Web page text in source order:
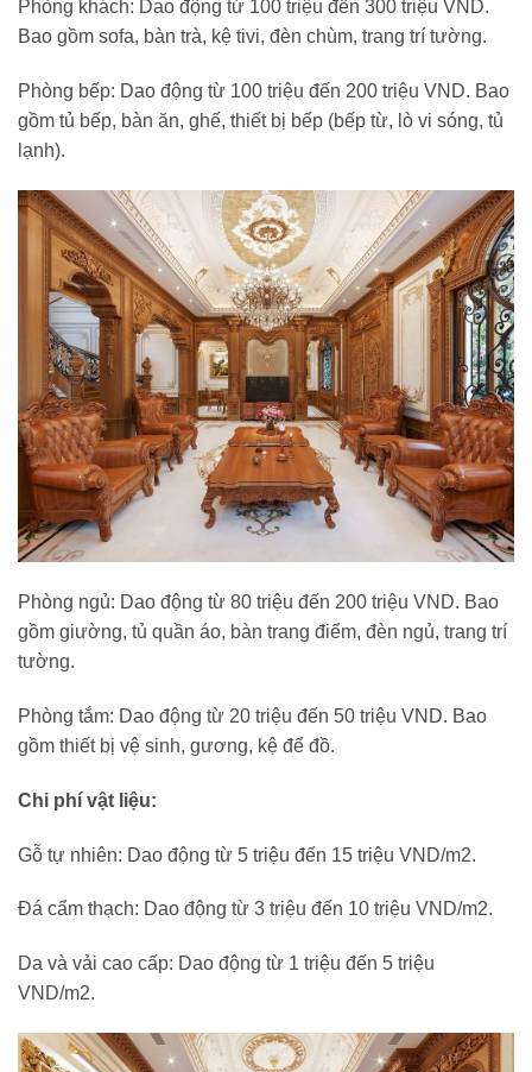
Phòng khách: Dao động từ 100 triệu đến 300 triệu VND.
Bao gồm sofa, bàn trà, kệ tivi, đèn chùm, trang trí tường.
Phòng bếp: Dao động từ 100 triệu đến 200 triệu VND. Bao
gồm tủ bếp, bàn ăn, ghế, thiết bị bếp (bếp từ, lò vi sóng, tủ
lạnh).
Phòng ngủ: Dao động từ 80 triệu đến 200 triệu VND. Bao
gồm giường, tủ quần áo, bàn trang điểm, đèn ngủ, trang trí
tường.
Phòng tắm: Dao động từ 20 triệu đến 50 triệu VND. Bao
gồm thiết bị vệ sinh, gương, kệ để đồ.
Chi phí vật liệu:
Gỗ tự nhiên: Dao động từ 5 triệu đến 15 triệu VND/m2.
Đá cẩm thạch: Dao động từ 3 triệu đến 10 triệu VND/m2.
Da và vải cao cấp: Dao động từ 1 triệu đến 5 triệu
VND/m2.